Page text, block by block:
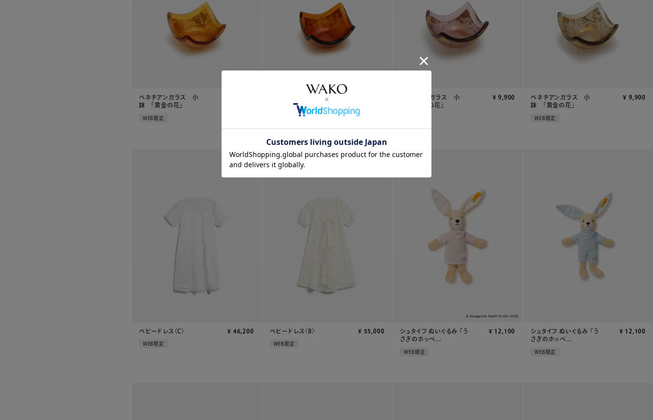
ベネチアンガラス 小
鉢 「黄金の花」
WEB限定
ベネチアンガラス 小
鉢 「黄金の花」
ベネチアンガラス 小
鉢 「黄金の花」
¥ 9,900
ベネチアンガラス 小
鉢 「黄金の花」
¥ 9,900
WEB限定
ベビードレス〈C〉 ¥ 46,200
WEB限定
ベビードレス〈B〉 ¥ 55,000
WEB限定
シュタイフ ぬいぐるみ 「う
さぎのホッペ...
¥ 12,100
WEB限定
シュタイフ ぬいぐるみ 「う
さぎのホッペ...
¥ 12,100
WEB限定